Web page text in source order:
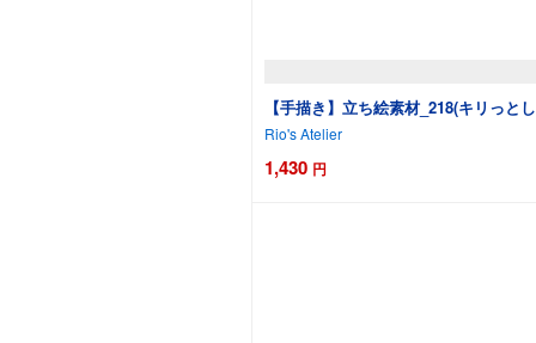
【手描き】立ち絵素材_218(キリっ
Rio's Atelier
1,430 円